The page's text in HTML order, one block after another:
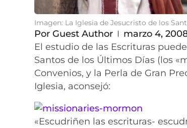
Imagen: La Iglesia de Jesucristo de los
Por Guest Author
marzo 4,
El estudio de las Escrituras
Santos de los Últimos Días (los
Convenios, y la Perla de Gran
Iglesia, aconsejó:
«Escudriñen las escrituras-